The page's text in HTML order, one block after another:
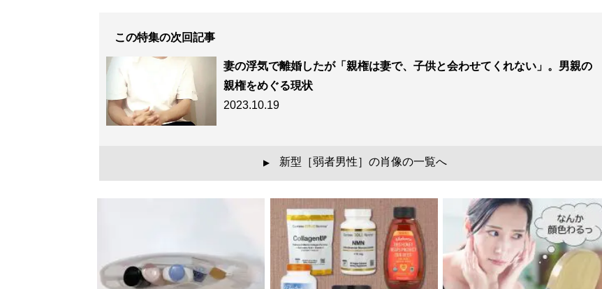
この特集の次回記事
妻の浮気で離婚したが「親権は妻で、子供と会わせてくれない」。男親の
親権をめぐる現状
2023.10.19
▲ 新型［弱者男性］の肖像の一覧へ